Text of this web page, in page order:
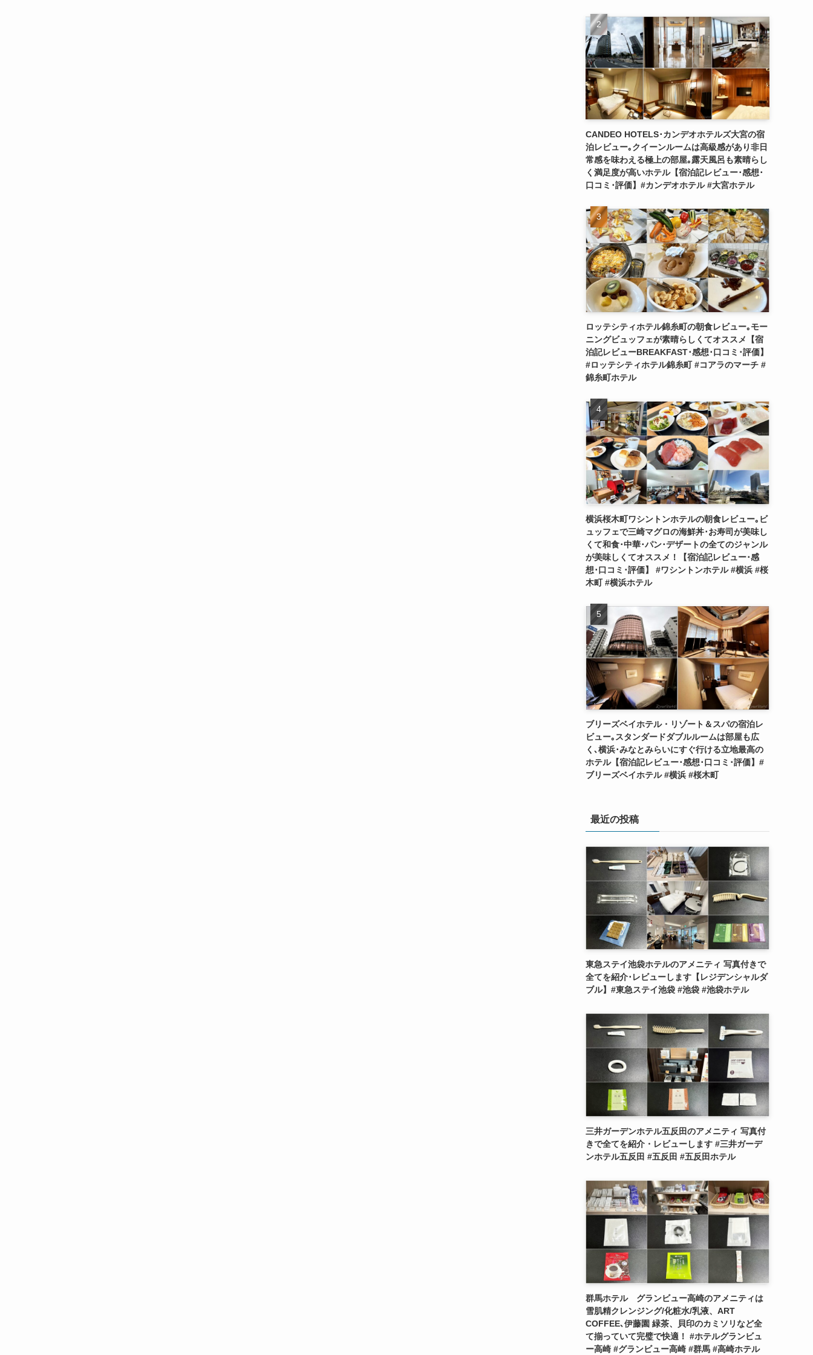
CANDEO HOTELS･カンデオホテルズ大宮の宿
泊レビュー｡クイーンルームは高級感があり非日
常感を味わえる極上の部屋｡露天風呂も素晴らし
く満足度が高いホテル【宿泊記レビュー･感想･
口コミ･評価】#カンデオホテル #大宮ホテル
ロッテシティホテル錦糸町の朝食レビュー｡モー
ニングビュッフェが素晴らしくてオススメ【宿
泊記レビューBREAKFAST･感想･口コミ･評価】
#ロッテシティホテル錦糸町 #コアラのマーチ #
錦糸町ホテル
横浜桜木町ワシントンホテルの朝食レビュー｡ビ
ュッフェで三崎マグロの海鮮丼･お寿司が美味し
くて和食･中華･パン･デザートの全てのジャンル
が美味しくてオススメ！【宿泊記レビュー･感
想･口コミ･評価】 #ワシントンホテル #横浜 #桜
木町 #横浜ホテル
ブリーズベイホテル・リゾート＆スパの宿泊レ
ビュー｡スタンダードダブルルームは部屋も広
く､横浜･みなとみらいにすぐ行ける立地最高の
ホテル【宿泊記レビュー･感想･口コミ･評価】#
ブリーズベイホテル #横浜 #桜木町
最近の投稿
東急ステイ池袋ホテルのアメニティ 写真付きで
全てを紹介･レビューします【レジデンシャルダ
ブル】#東急ステイ池袋 #池袋 #池袋ホテル
三井ガーデンホテル五反田のアメニティ 写真付
きで全てを紹介・レビューします #三井ガーデ
ンホテル五反田 #五反田 #五反田ホテル
群馬ホテル グランビュー高崎のアメニティは
雪肌精クレンジング/化粧水/乳液、ART
COFFEE､伊藤園 緑茶、貝印のカミソリなど全
て揃っていて完璧で快適！ #ホテルグランビュ
ー高崎 #グランビュー高崎 #群馬 #高崎ホテル